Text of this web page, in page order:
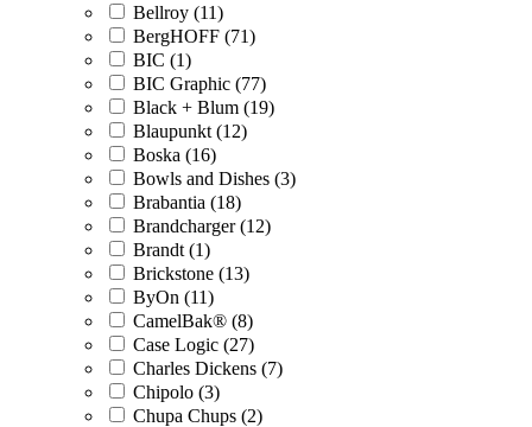
Bellroy (11)
BergHOFF (71)
BIC (1)
BIC Graphic (77)
Black + Blum (19)
Blaupunkt (12)
Boska (16)
Bowls and Dishes (3)
Brabantia (18)
Brandcharger (12)
Brandt (1)
Brickstone (13)
ByOn (11)
CamelBak® (8)
Case Logic (27)
Charles Dickens (7)
Chipolo (3)
Chupa Chups (2)